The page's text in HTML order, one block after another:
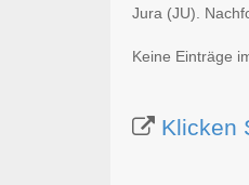
Jura (JU).
Keine Einträge
Klicken